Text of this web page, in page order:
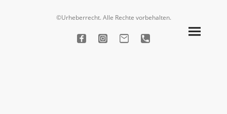
©Urheberrecht. Alle Rechte vorbehalten.